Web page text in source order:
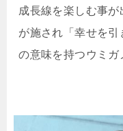
成長線を楽しむ事
が施され「幸せを
の意味を持つウミガ